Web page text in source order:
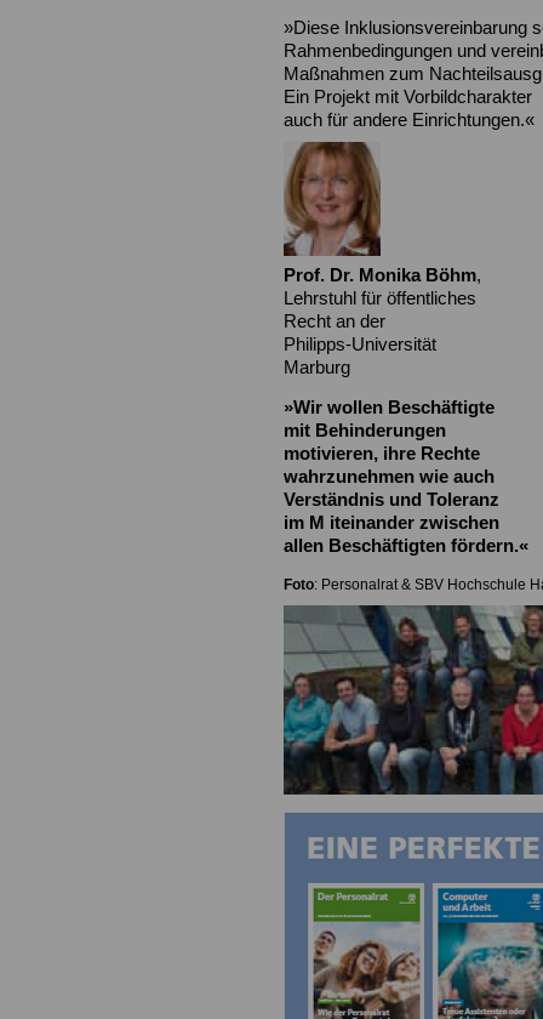
»Diese Inklusionsvereinbarung
Rahmenbedingungen und
Maßnahmen zum
Ein Projekt mit Vorbildcharakter
auch für andere Einrichtungen.«
Prof. Dr. Monika Böhm,
Lehrstuhl für öffentliches
Recht an der
Philipps-Universität
Marburg
»Wir wollen Beschäftigte
mit Behinderungen
motivieren, ihre Rechte
wahrzunehmen wie auch
Verständnis und Toleranz
im M iteinander zwischen
allen Beschäftigten fördern.«
Foto: Personalrat & SBV Hochschule